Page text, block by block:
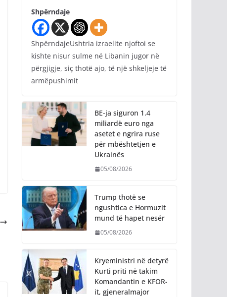
Shpërndaje
ShpërndajeUshtria izraelite njoftoi se
kishte nisur sulme në Libanin jugor në
përgjigje, siç thotë ajo, të një shkeljeje të
armëpushimit
BE-ja siguron 1.4
miliardë euro nga
asetet e ngrira ruse
për mbështetjen e
Ukrainës
05/08/2026
Trump thotë se
ngushtica e Hormuzit
mund të hapet nesër
05/08/2026
Kryeministri në detyrë
Kurti priti në takim
Komandantin e KFOR-
it, gjeneralmajor